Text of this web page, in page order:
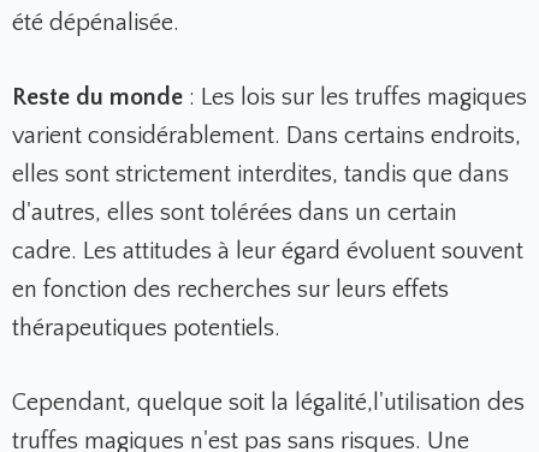
été dépénalisée.
Reste du monde : Les lois sur les truffes magiques
varient considérablement. Dans certains endroits,
elles sont strictement interdites, tandis que dans
d'autres, elles sont tolérées dans un certain
cadre. Les attitudes à leur égard évoluent souvent
en fonction des recherches sur leurs effets
thérapeutiques potentiels.
Cependant, quelque soit la légalité,l'utilisation des
truffes magiques n'est pas sans risques. Une